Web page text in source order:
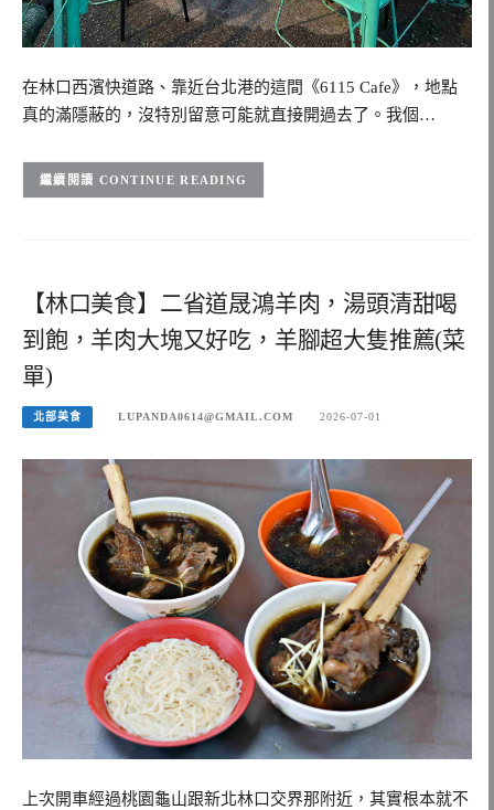
在林口西濱快道路、靠近台北港的這間《6115 Cafe》，地點
真的滿隱蔽的，沒特別留意可能就直接開過去了。我個…
CONTINUE READING
【林口美食】二省道晟鴻羊肉，湯頭清甜喝
到飽，羊肉大塊又好吃，羊腳超大隻推薦(菜
單)
北部美食 LUPANDA0614@GMAIL.COM 2026-07-01
上次開車經過桃園龜山跟新北林口交界那附近，其實根本就不